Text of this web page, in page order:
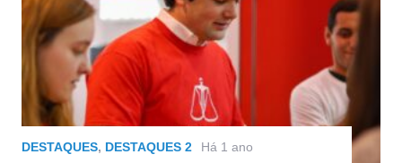
DESTAQUES, DESTAQUES 2 Há 1 ano